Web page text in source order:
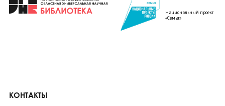
Национальный проект
«Семья»
КОНТАКТЫ